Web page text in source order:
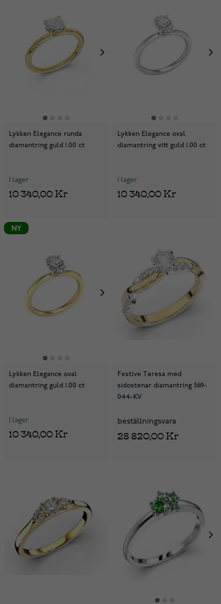
Lykken Elegance runda
diamantring guld 1.00 ct
I lager
10 340,00 Kr
Lykken Elegance oval
diamantring vitt guld 1.00 ct
I lager
10 340,00 Kr
NY
Lykken Elegance oval
diamantring guld 1.00 ct
I lager
10 340,00 Kr
Festive Teresa med
sidostenar diamantring 569-
044-KV
beställningsvara
28 820,00 Kr